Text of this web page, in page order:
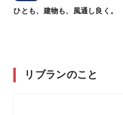
ひとも、建物も、風通し良く。
リブランのこと